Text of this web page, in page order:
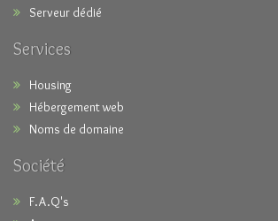
Serveur dédié
Services
Housing
Hébergement web
Noms de domaine
Société
F.A.Q's